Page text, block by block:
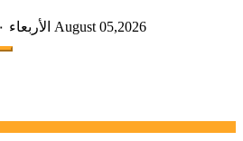
الأربعاء ۲۰ صفر ۱۴۴۸ August 05,2026